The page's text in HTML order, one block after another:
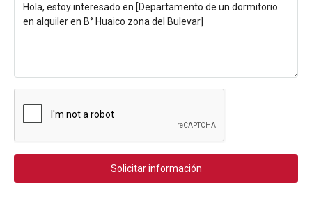
Solicitar información